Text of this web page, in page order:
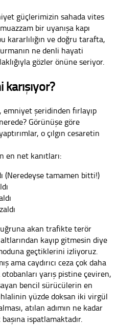
güçlerimizin sahada vites
bir uyanışa kapı
kararlılığın ve doğru tarafta,
ne denli hayati
gözler önüne seriyor.
şeridinden fırlayıp
Görünüşe göre
o çılgın cesaretin
en net kanıtları:
(Neredeyse tamamen bitti!)
akan trafikte terör
kayıp gitmesin diye
geçtiklerini izliyoruz.
ama caydırıcı ceza çok daha
yarış pistine çeviren,
bencil sürücülerin en
yüzde doksan iki virgül
atılan adımın ne kadar
ispatlamaktadır.